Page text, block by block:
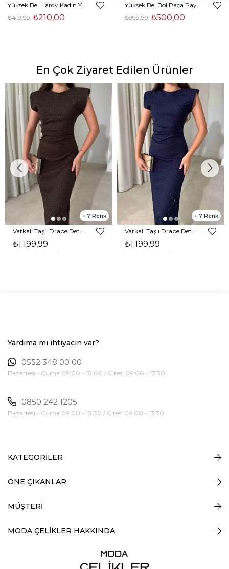
Yüksek Bel Hardy Kadın Yeşil Palazzo Pantolon 23K000407
₺210,00
₺419,99 ₺500,00
₺999,99
En Çok Ziyaret Edilen Ürünler
7
₺1.199,99
7
₺1.199,99
Yardıma mı ihtiyacın var?
0552 348 00 00
Pazartesi - Cuma 09:00 - 18:00 / C.tesi 09:00 - 13:30
0850 242 1205
Pazartesi - Cuma 09:00 - 18:30 / C.tesi 09:00 - 13:30
KATEGORİLER
ÖNE ÇIKANLAR
MÜŞTERİ
MODA ÇELİKLER HAKKINDA